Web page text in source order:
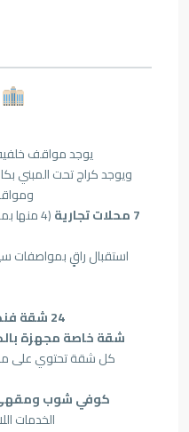
يوجد مواقف خلفيه
ويوجد كراج تحت المبني
7 محلات تجارية
استقبال راقٍ بمواصفات
24 شقة فندقية
شقة خاصة مجهزة
كل شقة تحتوي على
كوفي شوب ومقهى
الخدمات